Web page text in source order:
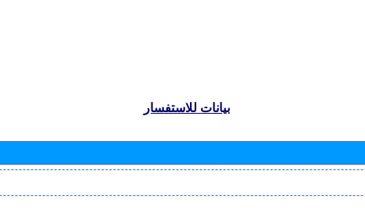
بيانات للاستفسار